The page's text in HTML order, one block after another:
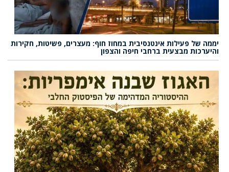
יממה של פעילות אינטנסיבית במחוז חוף: מעצרים, פשיטות, חקירות
והיערכות מבצעית ברחבי חיפה והצפון